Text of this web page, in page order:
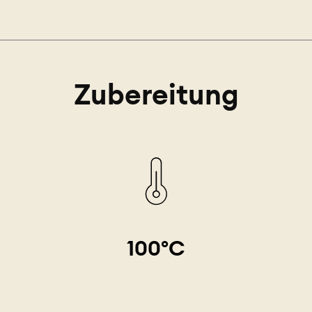
Zubereitung
100°C